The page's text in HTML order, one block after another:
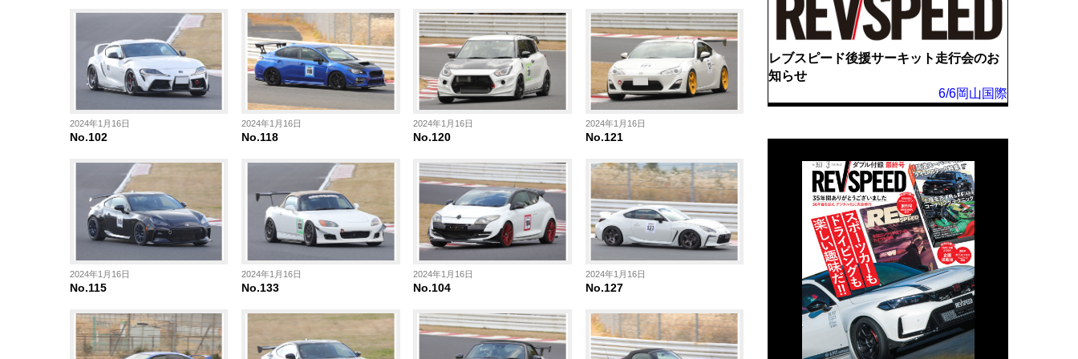
2024年1月16日
No.102
2024年1月16日
No.118
2024年1月16日
No.120
2024年1月16日
No.121
2024年1月16日
No.115
2024年1月16日
No.133
2024年1月16日
No.104
2024年1月16日
No.127
レブスピード後援サーキット走行会のお
知らせ
6/6岡山国際